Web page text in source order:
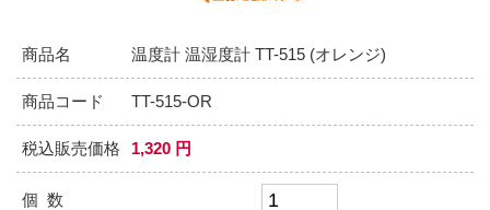
商品名 温度計 温湿度計 TT-515 (オレンジ)
商品コード TT-515-OR
税込販売価格 1,320 円
個 数